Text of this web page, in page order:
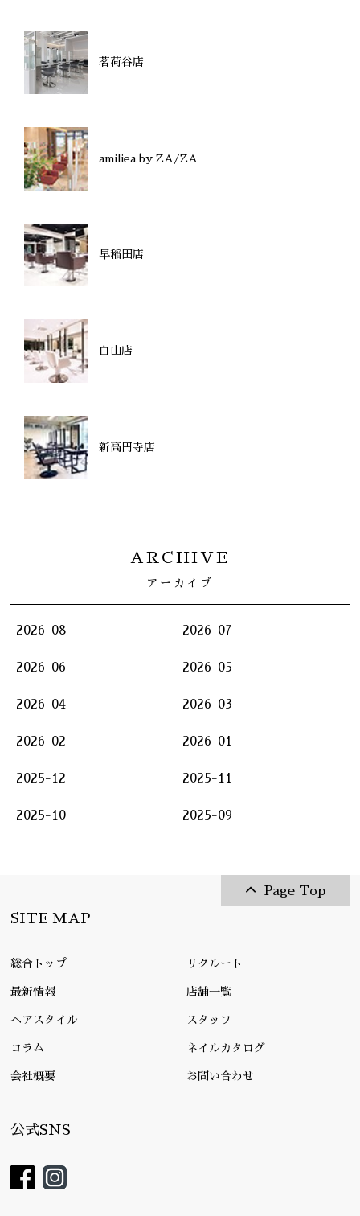
茗荷谷店
amiliea by ZA/ZA
早稲田店
白山店
新高円寺店
ARCHIVE
アーカイブ
2026-08 2026-07
2026-06 2026-05
2026-04 2026-03
2026-02 2026-01
2025-12 2025-11
2025-10 2025-09
Page Top
SITE MAP
総合トップ リクルート
最新情報 店舗一覧
ヘアスタイル スタッフ
コラム ネイルカタログ
会社概要 お問い合わせ
公式SNS